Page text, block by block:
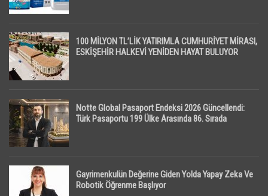
100 MİLYON TL’LİK YATIRIMLA CUMHURİYET MİRASI,
ESKİŞEHİR HALKEVİ YENİDEN HAYAT BULUYOR
Notte Global Pasaport Endeksi 2026 Güncellendi:
Türk Pasaportu 199 Ülke Arasında 86. Sırada
Gayrimenkulün Değerine Giden Yolda Yapay Zeka Ve
Robotik Öğrenme Başlıyor